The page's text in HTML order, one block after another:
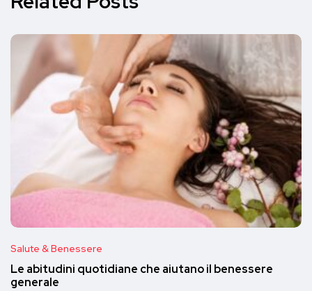
Salute & Benessere
Le abitudini quotidiane che aiutano il benessere
generale